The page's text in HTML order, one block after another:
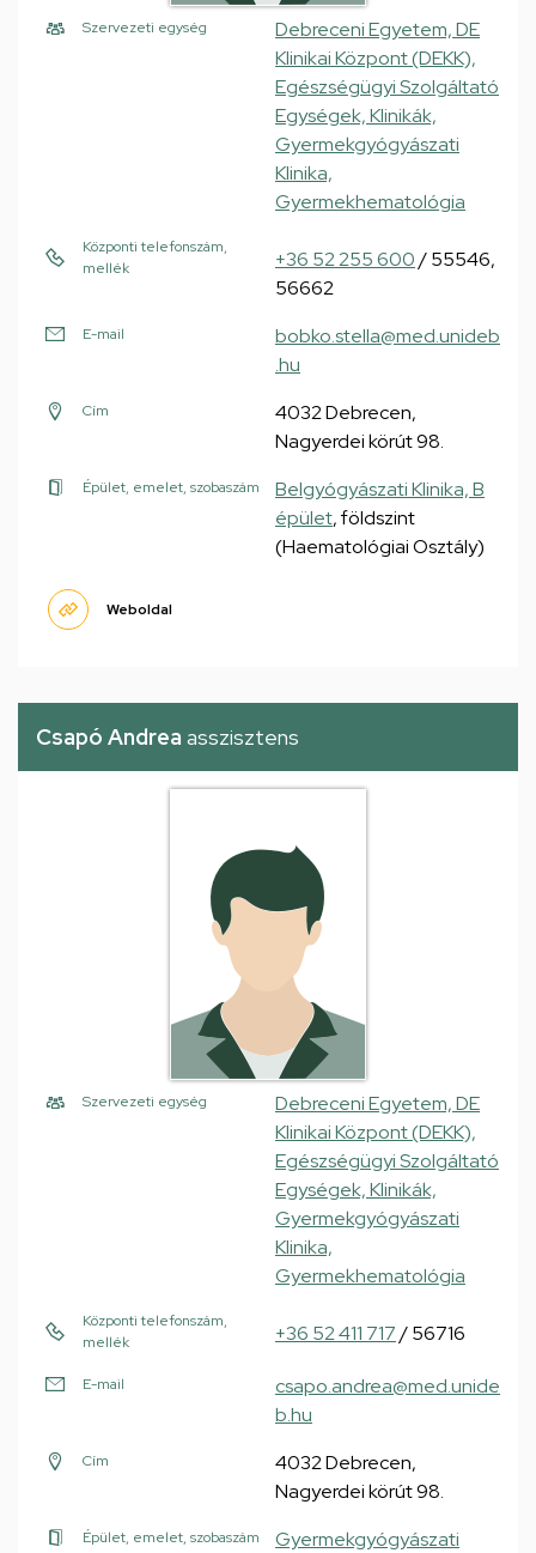
Szervezeti egység
Debreceni Egyetem, DE
Klinikai Központ (DEKK),
Egészségügyi Szolgáltató
Egységek, Klinikák,
Gyermekgyógyászati
Klinika,
Gyermekhematológia
Központi telefonszám,
mellék
+36 52 255 600/ 55546,
56662
E-mail
bobko.stella@med.unideb
.hu
Cím
4032 Debrecen,
Nagyerdei körút 98.
Épület, emelet, szobaszám
Belgyógyászati Klinika, B
épület, földszint
(Haematológiai Osztály)
Weboldal
Csapó Andrea asszisztens
Szervezeti egység
Debreceni Egyetem, DE
Klinikai Központ (DEKK),
Egészségügyi Szolgáltató
Egységek, Klinikák,
Gyermekgyógyászati
Klinika,
Gyermekhematológia
Központi telefonszám,
mellék
+36 52 411 717/ 56716
E-mail
csapo.andrea@med.unide
b.hu
Cím
4032 Debrecen,
Nagyerdei körút 98.
Épület, emelet, szobaszám
Gyermekgyógyászati